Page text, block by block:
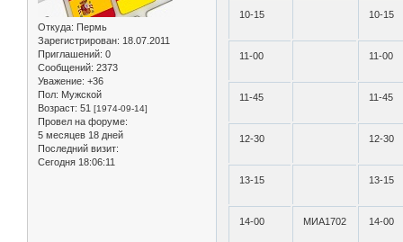
Откуда: Пермь
Зарегистрирован: 18.07.2011
Приглашений: 0
Сообщений: 2373
Уважение: +36
Пол: Мужской
Возраст: 51 [1974-09-14]
Провел на форуме:
5 месяцев 18 дней
Последний визит:
Сегодня 18:06:11
10-15 10-15
11-00 11-00
11-45 11-45
12-30 12-30
13-15 13-15
14-00 МИА1702 14-00